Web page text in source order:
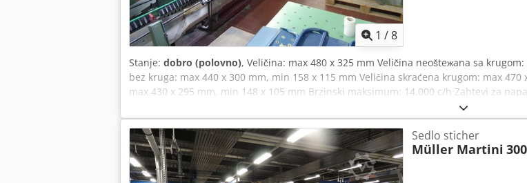
1 /8
Stanje: dobro (polovno), Veličina: max 480 x 325 mm Veličina neošteжana sa
bez kruga: max 440 x 300 mm, min 158 x 115 mm Veličina skraćena krugom: max
max 430 x 295 mm, min 148 x 105 mm Brzinski maksimum: 14.000 c/h Zahtevi za
& hranilica • 7 stanica koje okupljaju stazu & lanac • 4 dvostruke baze • 6 hranilica
jedinica za ušivanje 300 • uređaj za opuštanje žice • kontrola debljine/ plus-minus
za nož • Tri trimer za trimer 251 Noћeve • 2 seta noževa Isporuku • isporuka kaiša
električnih dijagrama • Katalog 1 rezervnih delova • 1 set alata dodatne informacije •
Hanover • stanje: veoma dobro
Sedlo sticher
Müller Martini 300